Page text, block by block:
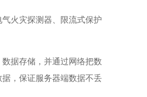
火灾探测器、限流式保护
据存储，并通过网络把数
，保证服务器端数据不丢